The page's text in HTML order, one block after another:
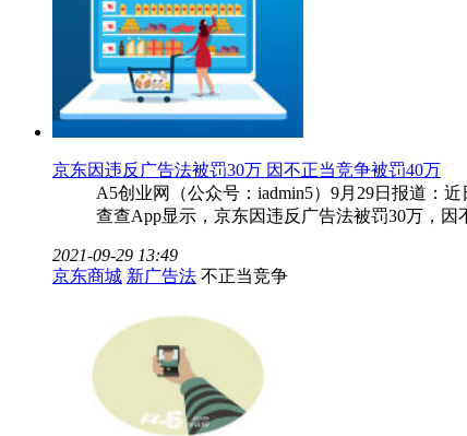
京东因违反广告法被罚30万 因不正当竞争被罚40万
A5创业网（公众号：iadmin5）9月29日报道：
查查App显示，京东因违反广告法被罚30万，
2021-09-29 13:49
京东商城 新广告法 不正当竞争